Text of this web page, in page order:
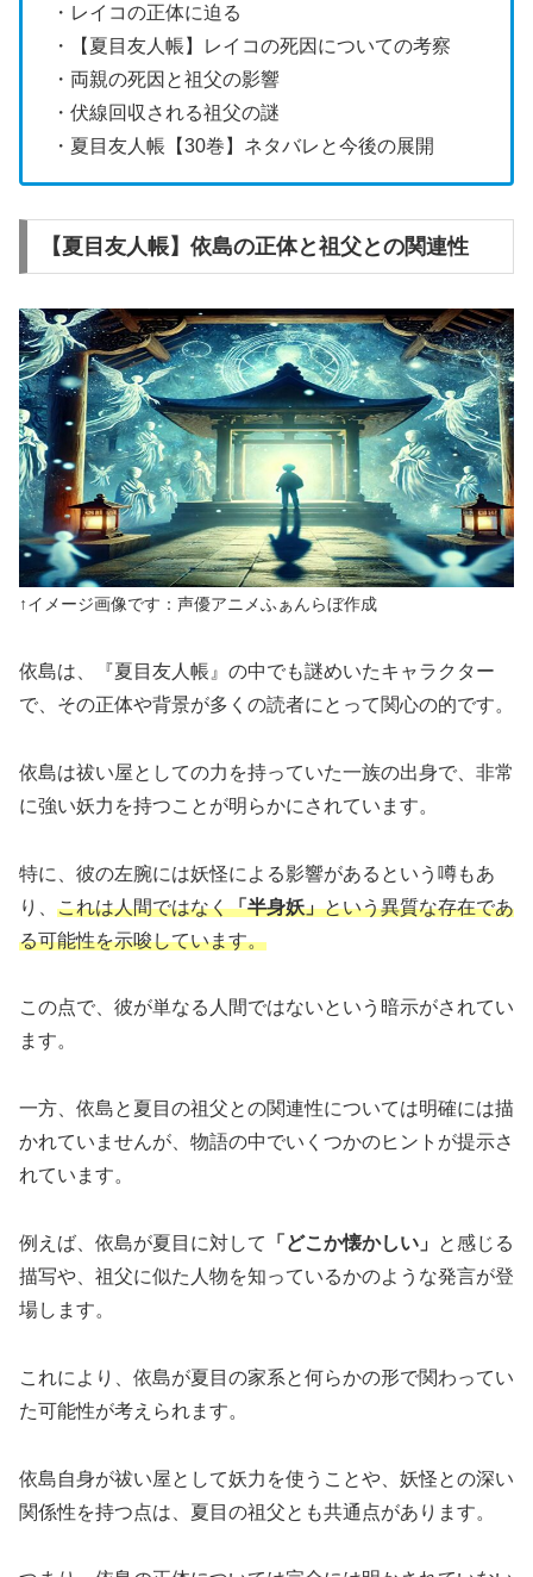
・レイコの正体に迫る
・【夏目友人帳】レイコの死因についての考察
・両親の死因と祖父の影響
・伏線回収される祖父の謎
・夏目友人帳【30巻】ネタバレと今後の展開
【夏目友人帳】依島の正体と祖父との関連性
↑イメージ画像です：声優アニメふぁんらぼ作成
依島は、『夏目友人帳』の中でも謎めいたキャラクター
で、その正体や背景が多くの読者にとって関心の的です。
依島は祓い屋としての力を持っていた一族の出身で、非常
に強い妖力を持つことが明らかにされています。
特に、彼の左腕には妖怪による影響があるという噂もあ
り、 これは人間ではなく「半身妖」という異質な存在であ
る可能性を示唆しています。
この点で、彼が単なる人間ではないという暗示がされてい
ます。
一方、依島と夏目の祖父との関連性については明確には描
かれていませんが、物語の中でいくつかのヒントが提示さ
れています。
例えば、依島が夏目に対して 「どこか懐かしい」
と感じる
描写や、祖父に似た人物を知っているかのような発言が登
場します。
これにより、依島が夏目の家系と何らかの形で関わってい
た可能性が考えられます。
依島自身が祓い屋として妖力を使うことや、妖怪との深い
関係性を持つ点は、夏目の祖父とも共通点があります。